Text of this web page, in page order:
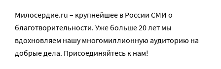
Милосердие.ru – крупнейшее в России СМИ о
благотворительности. Уже больше 20 лет мы
вдохновляем нашу многомиллионную аудиторию на
добрые дела. Присоединяйтесь к нам!